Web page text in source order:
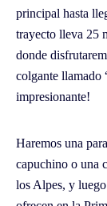
principal hasta
trayecto lleva 25
donde
colgante llamado
impresionante!
Haremos una
capuchino o una
los Alpes, y